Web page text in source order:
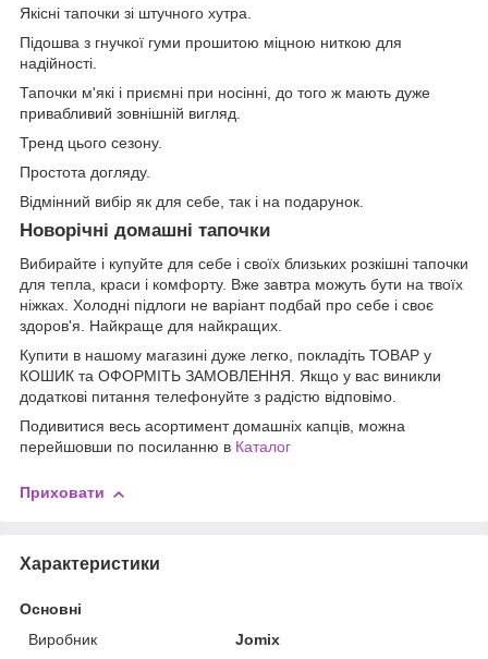
Якісні тапочки зі штучного хутра.
Підошва з гнучкої гуми прошитою міцною ниткою для
надійності.
Тапочки м'які і приємні при носінні, до того ж мають дуже
привабливий зовнішній вигляд.
Тренд цього сезону.
Простота догляду.
Відмінний вибір як для себе, так і на подарунок.
Новорічні домашні тапочки
Вибирайте і купуйте для себе і своїх близьких розкішні тапочки
для тепла, краси і комфорту. Вже завтра можуть бути на твоїх
ніжках. Холодні підлоги не варіант подбай про себе і своє
здоров'я. Найкраще для найкращих.
Купити в нашому магазині дуже легко, покладіть ТОВАР у
КОШИК та ОФОРМІТЬ ЗАМОВЛЕННЯ. Якщо у вас виникли
додаткові питання телефонуйте з радістю відповімо.
Подивитися весь асортимент домашніх капців, можна
перейшовши по посиланню в Каталог
Приховати
Характеристики
Основні
Виробник
Jomix